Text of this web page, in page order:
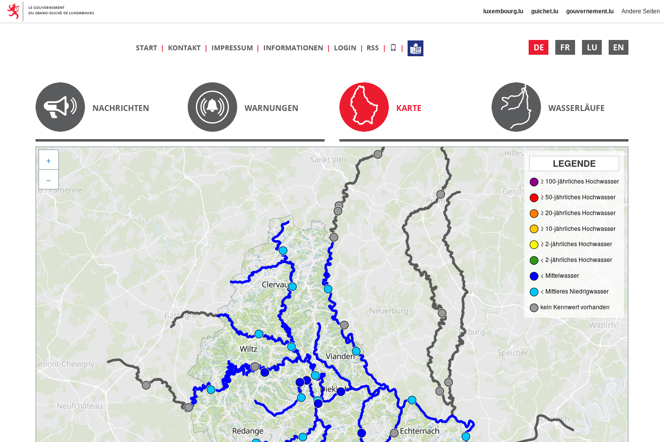
luxembourg.lu guichet.lu gouvernement.lu Andere Seiten
DE FR LU EN
START KONTAKT IMPRESSUM INFORMATIONEN LOGIN RSS
NACHRICHTEN WARNUNGEN KARTE WASSERLÄUFE
LEGENDE
≥ 100-jährliches Hochwasser
≥ 50-jährliches Hochwasser
≥ 20-jährliches Hochwasser
≥ 10-jährliches Hochwasser
≥ 2-jährliches Hochwasser
< 2-jährliches Hochwasser
< Mittelwasser
< Mittleres Niedrigwasser
kein Kennwert vorhanden
+
−